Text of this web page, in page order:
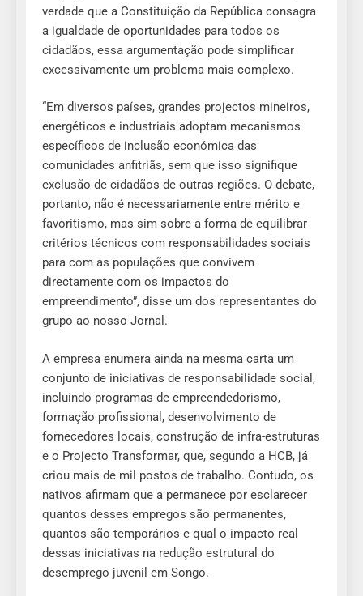
verdade que a Constituição da República consagra
a igualdade de oportunidades para todos os
cidadãos, essa argumentação pode simplificar
excessivamente um problema mais complexo.
“Em diversos países, grandes projectos mineiros,
energéticos e industriais adoptam mecanismos
específicos de inclusão económica das
comunidades anfitriãs, sem que isso signifique
exclusão de cidadãos de outras regiões. O debate,
portanto, não é necessariamente entre mérito e
favoritismo, mas sim sobre a forma de equilibrar
critérios técnicos com responsabilidades sociais
para com as populações que convivem
directamente com os impactos do
empreendimento”, disse um dos representantes do
grupo ao nosso Jornal.
A empresa enumera ainda na mesma carta um
conjunto de iniciativas de responsabilidade social,
incluindo programas de empreendedorismo,
formação profissional, desenvolvimento de
fornecedores locais, construção de infra-estruturas
e o Projecto Transformar, que, segundo a HCB, já
criou mais de mil postos de trabalho. Contudo, os
nativos afirmam que a permanece por esclarecer
quantos desses empregos são permanentes,
quantos são temporários e qual o impacto real
dessas iniciativas na redução estrutural do
desemprego juvenil em Songo.